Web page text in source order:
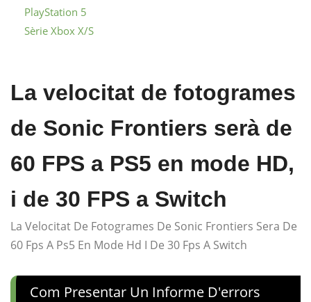
PlayStation 5
Sèrie Xbox X/S
La velocitat de fotogrames
de Sonic Frontiers serà de
60 FPS a PS5 en mode HD,
i de 30 FPS a Switch
La Velocitat De Fotogrames De Sonic Frontiers Sera De
60 Fps A Ps5 En Mode Hd I De 30 Fps A Switch
Com Presentar Un Informe D'errors